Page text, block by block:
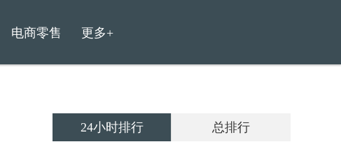
电商零售 更多+
24小时排行 总排行